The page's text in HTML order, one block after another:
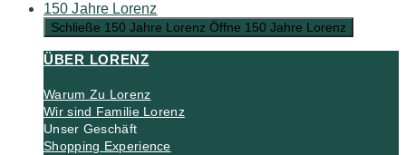
150 Jahre Lorenz
Schließe 150 Jahre Lorenz Öffne 150 Jahre Lorenz
ÜBER LORENZ
Warum Zu Lorenz
Wir sind Familie Lorenz
Unser Geschäft
Shopping Experience